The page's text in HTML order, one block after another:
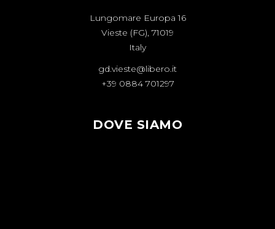
Lungomare Europa 16
Vieste (FG), 71019
Italy
gd.vieste@libero.it
+39 0884 701297
DOVE SIAMO